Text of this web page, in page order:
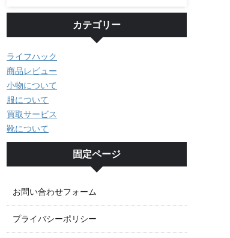
カテゴリー
ライフハック
商品レビュー
小物について
服について
買取サービス
靴について
固定ページ
お問い合わせフォーム
プライバシーポリシー